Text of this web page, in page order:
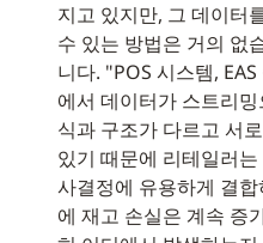
지고 있지만, 그 데이터
수 있는 방법은 거의 없
니다. "POS 시스템,
에서 데이터가 스트리
식과 구조가 다르고 서
있기 때문에 리테일러
사결정에 유용하게 결
에 재고 손실은 계속 증